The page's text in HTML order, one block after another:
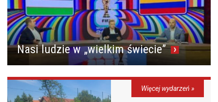
Nasi ludzie w „wielkim świecie”
Więcej wydarzeń »